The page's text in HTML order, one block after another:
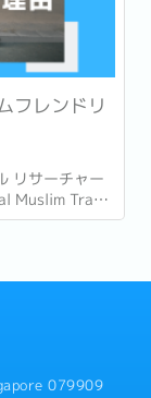
フレンドリ
リサーチャー
Muslim Travel
ム教を信仰し
079909